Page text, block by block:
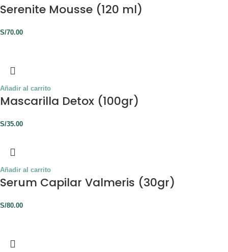
Serenite Mousse (120 ml)
S/70.00
Añadir al carrito
Mascarilla Detox (100gr)
S/35.00
Añadir al carrito
Serum Capilar Valmeris (30gr)
S/80.00